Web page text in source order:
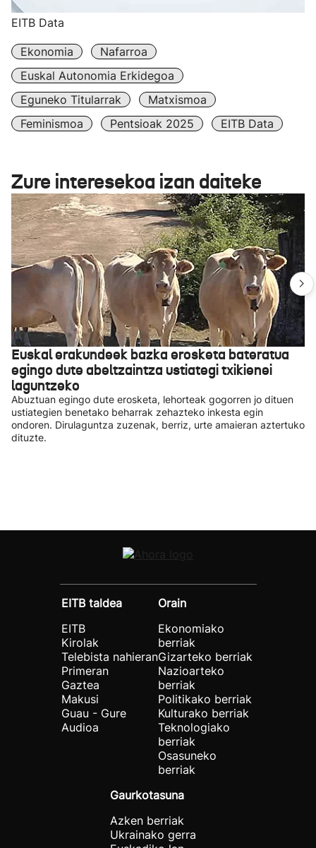
EITB Data
Ekonomia
Nafarroa
Euskal Autonomia Erkidegoa
Eguneko Titularrak
Matxismoa
Feminismoa
Pentsioak 2025 EITB Data
Zure interesekoa izan daiteke
Euskal erakundeek bazka erosketa bateratua
egingo dute abeltzaintza ustiategi txikienei
laguntzeko
Abuztuan egingo dute erosketa, lehorteak gogorren jo dituen
ustiategien benetako beharrak zehazteko inkesta egin
ondoren. Dirulaguntza zuzenak, berriz, urte amaieran aztertuko
dituzte.
EITB taldea
EITB
Kirolak
Telebista nahieran
Primeran
Gaztea
Makusi
Guau - Gure
Audioa
Orain
Ekonomiako
berriak
Gizarteko berriak
Nazioarteko
berriak
Politikako berriak
Kulturako berriak
Teknologiako
berriak
Osasuneko
berriak
Gaurkotasuna
Azken berriak
Ukrainako gerra